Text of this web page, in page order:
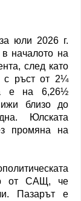
юли 2026 г.
началото на
след като
с ръст от 2¼
е на 6,26½
близо до
Юлската
промяна на
от САЩ, че
Пазарът е